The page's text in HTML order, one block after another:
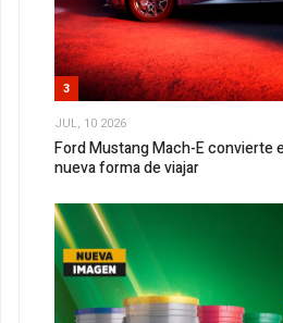
3
JUL, 10 2026
Ford Mustang Mach-E convierte
nueva forma de viajar